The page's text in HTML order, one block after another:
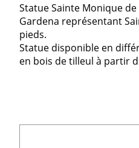
Statue Sainte Monique
Gardena représentant
pieds.
Statue disponible en
en bois de tilleul à partir